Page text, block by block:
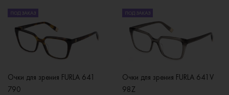
ПОД ЗАКАЗ
Очки для зрения FURLA 641
790
ПОД ЗАКАЗ
Очки для зрения FURLA 641V
98Z